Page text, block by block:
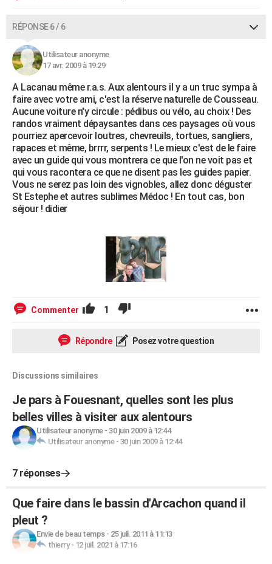
RÉPONSE 6 / 6
Utilisateur anonyme
17 avr. 2009 à 19:29
A Lacanau même r.a.s. Aux alentours il y a un truc sympa à
faire avec votre ami, c'est la réserve naturelle de Cousseau.
Aucune voiture n'y circule : pédibus ou vélo, au choix ! Des
randos vraiment dépaysantes dans ces paysages où vous
pourriez apercevoir loutres, chevreuils, tortues, sangliers,
rapaces et même, brrrr, serpents ! Le mieux c'est de le faire
avec un guide qui vous montrera ce que l'on ne voit pas et
qui vous racontera ce que ne disent pas les guides papier.
Vous ne serez pas loin des vignobles, allez donc déguster
St Estephe et autres sublimes Médoc ! En tout cas, bon
séjour ! didier
Commenter 1
Répondre Posez votre question
Discussions similaires
Je pars à Fouesnant, quelles sont les plus
belles villes à visiter aux alentours
Utilisateur anonyme- 30 juin 2009 à 12:44
Utilisateur anonyme- 30 juin 2009 à 12:44
7 réponses
Que faire dans le bassin d'Arcachon quand il
pleut ?
Envie de beau temps- 25 juil. 2011 à 11:13
thierry- 12 juil. 2021 à 17:16